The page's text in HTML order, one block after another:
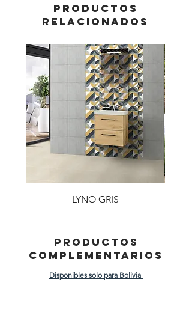
PRODUCTOS
RELACIONADOS
LYNO GRIS
PRODUCTOS
COMPLEMENTARIOS
Disponibles solo para Bolivia